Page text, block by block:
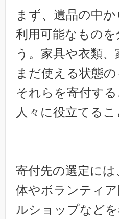
まず、遺品の中
利用可能なものを
う。家具や衣類、
まだ使える状態の
それらを寄付す
人々に役立てるこ
寄付先の選定には
体やボランティ
ルショップなど